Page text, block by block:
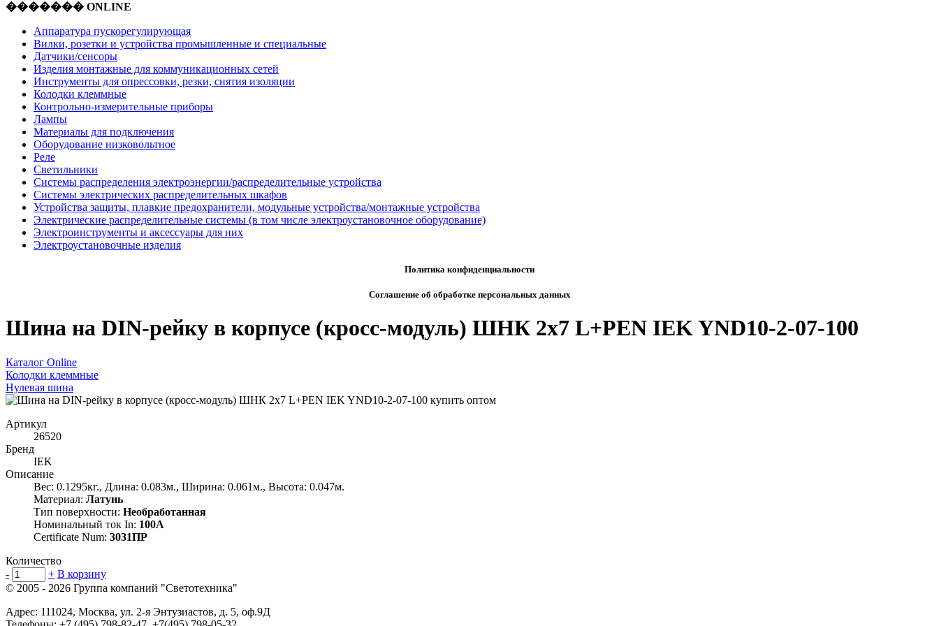
������� ONLINE
Аппаратура пускорегулирующая
Вилки, розетки и устройства промышленные и специальные
Датчики/сенсоры
Изделия монтажные для коммуникационных сетей
Инструменты для опрессовки, резки, снятия изоляции
Колодки клеммные
Контрольно-измерительные приборы
Лампы
Материалы для подключения
Оборудование низковольтное
Реле
Светильники
Системы распределения электроэнергии/распределительные устройства
Системы электрических распределительных шкафов
Устройства защиты, плавкие предохранители, модульные устройства/монтажные устройства
Электрические распределительные системы (в том числе электроустановочное оборудование)
Электроинструменты и аксессуары для них
Электроустановочные изделия
Политика конфиденциальности
Соглашение об обработке персональных данных
Шина на DIN-рейку в корпусе (кросс-модуль) ШНК 2х7 L+PEN IEK YND10-2-07-100
Каталог Online
Колодки клеммные
Нулевая шина
Артикул
26520
Бренд
IEK
Описание
Вес: 0.1295кг., Длина: 0.083м., Ширина: 0.061м., Высота: 0.047м.
Материал: Латунь
Тип поверхности: Необработанная
Номинальный ток In: 100А
Certificate Num: 3031ПР
Количество
-
+ В корзину
© 2005 - 2026 Группа компаний "Светотехника"
Адрес: 111024, Москва, ул. 2-я Энтузиастов, д. 5, оф.9Д